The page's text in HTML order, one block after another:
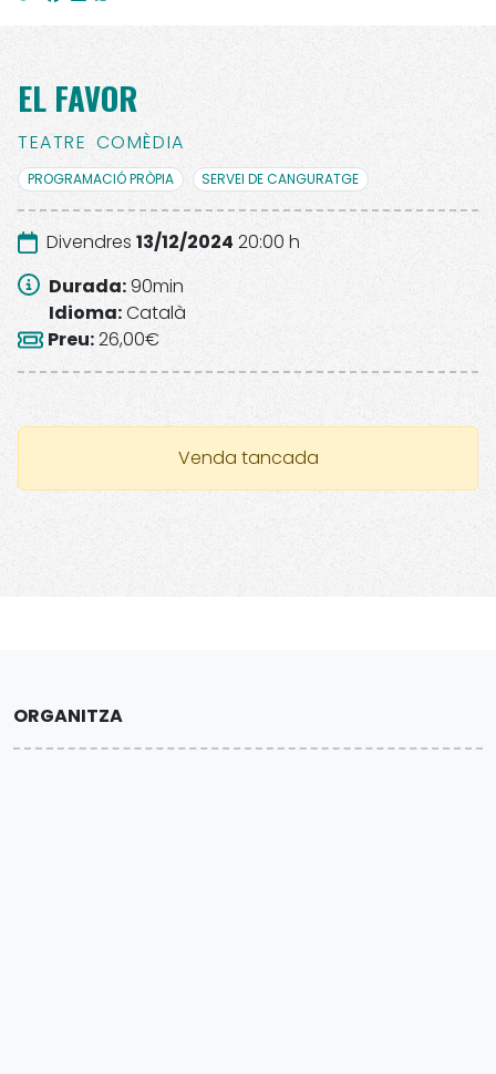
EL FAVOR
TEATRE COMÈDIA
PROGRAMACIÓ PRÒPIA SERVEI DE CANGURATGE
Divendres 13/12/2024 20:00 h
Durada:90min
Idioma:Català
Preu:26,00€
Venda tancada
ORGANITZA